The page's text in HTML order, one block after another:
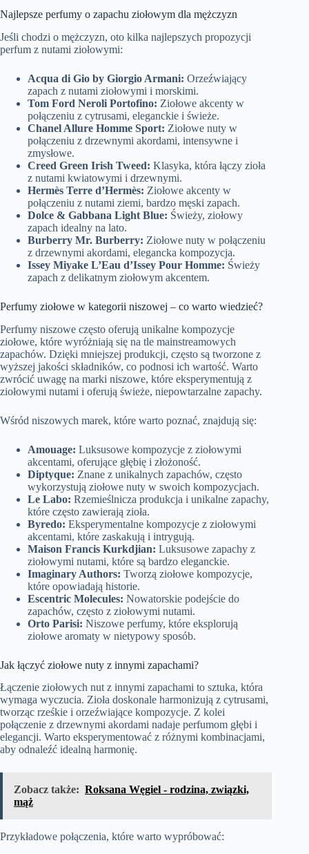
Najlepsze perfumy o zapachu ziołowym dla mężczyzn
Jeśli chodzi o mężczyzn, oto kilka najlepszych propozycji
perfum z nutami ziołowymi:
Acqua di Gio by Giorgio Armani: Orzeźwiający
zapach z nutami ziołowymi i morskimi.
Tom Ford Neroli Portofino: Ziołowe akcenty w
połączeniu z cytrusami, eleganckie i świeże.
Chanel Allure Homme Sport: Ziołowe nuty w
połączeniu z drzewnymi akordami, intensywne i
zmysłowe.
Creed Green Irish Tweed: Klasyka, która łączy zioła
z nutami kwiatowymi i drzewnymi.
Hermès Terre d’Hermès: Ziołowe akcenty w
połączeniu z nutami ziemi, bardzo męski zapach.
Dolce & Gabbana Light Blue: Świeży, ziołowy
zapach idealny na lato.
Burberry Mr. Burberry: Ziołowe nuty w połączeniu
z drzewnymi akordami, elegancka kompozycja.
Issey Miyake L’Eau d’Issey Pour Homme: Świeży
zapach z delikatnym ziołowym akcentem.
Perfumy ziołowe w kategorii niszowej – co warto wiedzieć?
Perfumy niszowe często oferują unikalne kompozycje
ziołowe, które wyróżniają się na tle mainstreamowych
zapachów. Dzięki mniejszej produkcji, często są tworzone z
wyższej jakości składników, co podnosi ich wartość. Warto
zwrócić uwagę na marki niszowe, które eksperymentują z
ziołowymi nutami i oferują świeże, niepowtarzalne zapachy.
Wśród niszowych marek, które warto poznać, znajdują się:
Amouage: Luksusowe kompozycje z ziołowymi
akcentami, oferujące głębię i złożoność.
Diptyque: Znane z unikalnych zapachów, często
wykorzystują ziołowe nuty w swoich kompozycjach.
Le Labo: Rzemieślnicza produkcja i unikalne zapachy,
które często zawierają zioła.
Byredo: Eksperymentalne kompozycje z ziołowymi
akcentami, które zaskakują i intrygują.
Maison Francis Kurkdjian: Luksusowe zapachy z
ziołowymi nutami, które są bardzo eleganckie.
Imaginary Authors: Tworzą ziołowe kompozycje,
które opowiadają historie.
Escentric Molecules: Nowatorskie podejście do
zapachów, często z ziołowymi nutami.
Orto Parisi: Niszowe perfumy, które eksplorują
ziołowe aromaty w nietypowy sposób.
Jak łączyć ziołowe nuty z innymi zapachami?
Łączenie ziołowych nut z innymi zapachami to sztuka, która
wymaga wyczucia. Zioła doskonale harmonizują z cytrusami,
tworząc rześkie i orzeźwiające kompozycje. Z kolei
połączenie z drzewnymi akordami nadaje perfumom głębi i
elegancji. Warto eksperymentować z różnymi kombinacjami,
aby odnaleźć idealną harmonię.
Zobacz także: Roksana Węgiel - rodzina, związki,
mąż
Przykładowe połączenia, które warto wypróbować: